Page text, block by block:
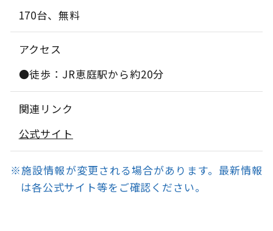
170台、無料
アクセス
●徒歩：JR恵庭駅から約20分
関連リンク
公式サイト
※施設情報が変更される場合があります。最新情報
は各公式サイト等をご確認ください。